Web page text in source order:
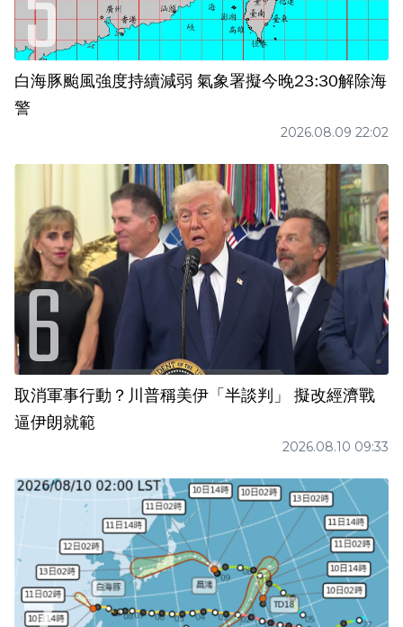
白海豚颱風強度持續減弱 氣象署擬今晚23:30解除海
警
2026.08.09 22:02
取消軍事行動？川普稱美伊「半談判」 擬改經濟戰
逼伊朗就範
2026.08.10 09:33